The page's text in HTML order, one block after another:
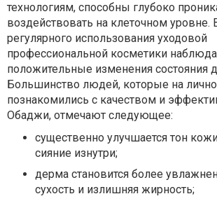
технологиям, способны глубоко
воздействовать на клеточном уровне.
регулярного использования уходовой
профессиональной косметики
положительные изменения состояния
Большинство людей, которые на
познакомились с качеством и
Обаджи, отмечают следующее:
существенно улучшается тон
сияние изнутри;
дерма становится более
сухость и излишняя жирность;